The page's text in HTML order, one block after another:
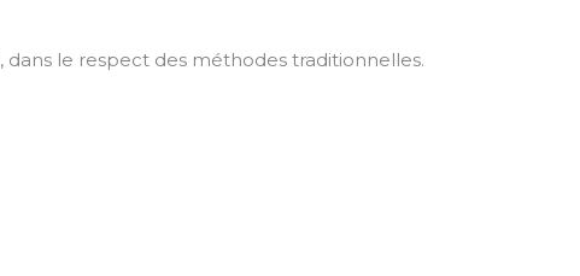
, dans le respect des méthodes traditionnelles.